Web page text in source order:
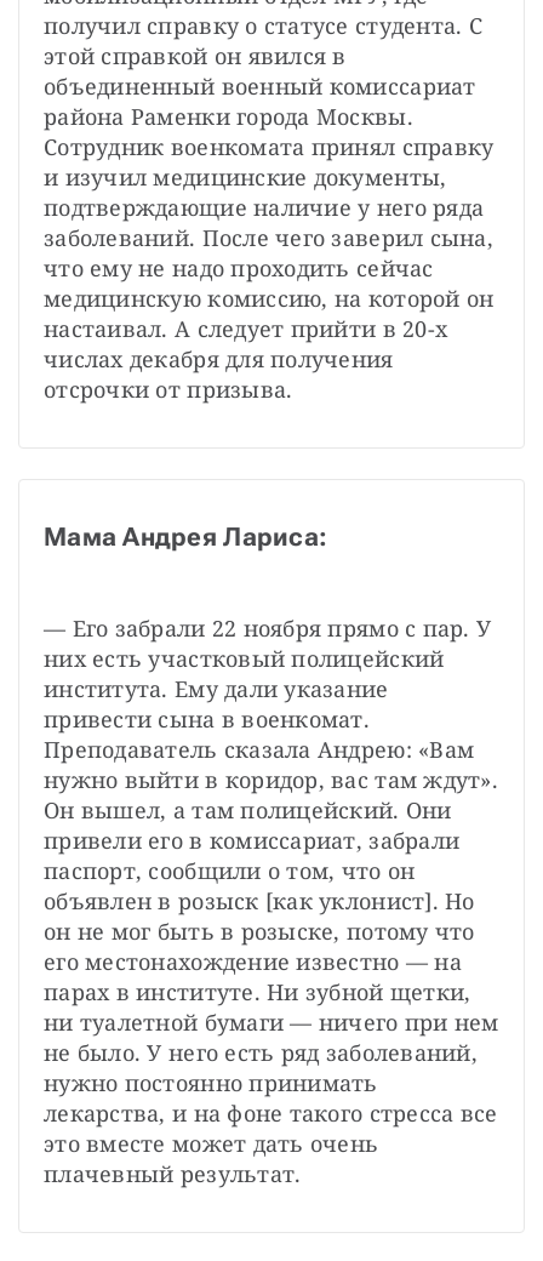
получил справку о статусе студента. С
этой справкой он явился в
объединенный военный комиссариат
района Раменки города Москвы.
Сотрудник военкомата принял справку
и изучил медицинские документы,
подтверждающие наличие у него ряда
заболеваний. После чего заверил сына,
что ему не надо проходить сейчас
медицинскую комиссию, на которой он
настаивал. А следует прийти в 20-х
числах декабря для получения
отсрочки от призыва.
Мама Андрея Лариса:
— Его забрали 22 ноября прямо с пар. У
них есть участковый полицейский
института. Ему дали указание
привести сына в военкомат.
Преподаватель сказала Андрею: «Вам
нужно выйти в коридор, вас там ждут».
Он вышел, а там полицейский. Они
привели его в комиссариат, забрали
паспорт, сообщили о том, что он
объявлен в розыск [как уклонист]. Но
он не мог быть в розыске, потому что
его местонахождение известно — на
парах в институте. Ни зубной щетки,
ни туалетной бумаги — ничего при нем
не было. У него есть ряд заболеваний,
нужно постоянно принимать
лекарства, и на фоне такого стресса все
это вместе может дать очень
плачевный результат.